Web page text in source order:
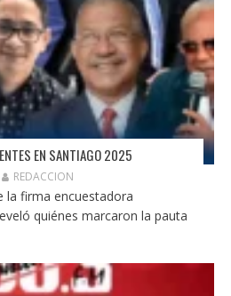
EN SANTIAGO 2025
REDACCION
la firma encuestadora
quiénes marcaron la pauta